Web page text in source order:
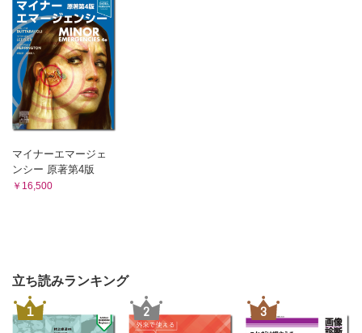
5．保健機能食品
6．衛生管理体系
13章 職業生活と健康
A．職業による病気
1．職業病の歴史
2．職業病と作業関連疾患
B．労働災害
1．発生状況
2．労働者災害補償制度
1．作業環境管理
2．作業管理
3．健康管理
A．衛生行政
B．医療制度
1．医療施設
1．採光と照明
2．換気
3．空気調整
4．室内の化学物質
D．水
1．上水
2．下水
1．廃棄物の種類
2．ごみ処理問題への対策
B．公害・環境汚染の変遷
1．公害の始まりと変化
2．典型7公害と環境基本法
マイナーエマージェ
ンシー 原著第4版
￥16,500
立ち読みランキング
1 2 3